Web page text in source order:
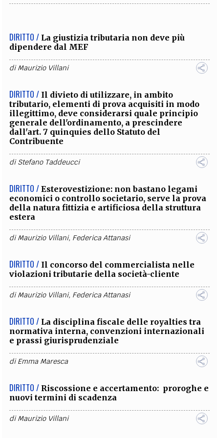
DIRITTO / La giustizia tributaria non deve più
dipendere dal MEF
diMaurizio Villani
DIRITTO / Il divieto di utilizzare, in ambito
tributario, elementi di prova acquisiti in modo
illegittimo, deve considerarsi quale principio
generale dell'ordinamento, a prescindere
dall'art. 7 quinquies dello Statuto del
Contribuente
diStefano Taddeucci
DIRITTO / Esterovestizione: non bastano legami
economici o controllo societario, serve la prova
della natura fittizia e artificiosa della struttura
estera
diMaurizio Villani, Federica Attanasi
DIRITTO / Il concorso del commercialista nelle
violazioni tributarie della società-cliente
diMaurizio Villani, Federica Attanasi
DIRITTO / La disciplina fiscale delle royalties tra
normativa interna, convenzioni internazionali
e prassi giurisprudenziale
diEmma Maresca
DIRITTO / Riscossione e accertamento: proroghe e
nuovi termini di scadenza
diMaurizio Villani